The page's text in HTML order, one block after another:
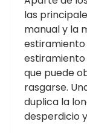
las
manual y la
estiramiento
que puede
rasgarse.
duplica la
desperdicio